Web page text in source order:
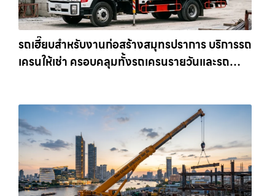
รถเฮี๊ยบสำหรับงานก่อสร้างสมุทรปราการ บริการรถ
เครนให้เช่า ครอบคลุมทั้งรถเครนรายวันและรถ